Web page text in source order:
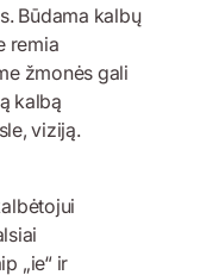
Būdama kalbų
remia
žmonės gali
kalbą
viziją.
„ie“ ir